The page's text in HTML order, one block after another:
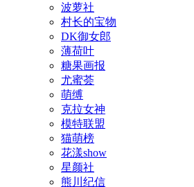
波萝社
村长的宝物
DK御女郎
薄荷叶
糖果画报
尤蜜荟
萌缚
克拉女神
模特联盟
猫萌榜
花漾show
星颜社
熊川纪信